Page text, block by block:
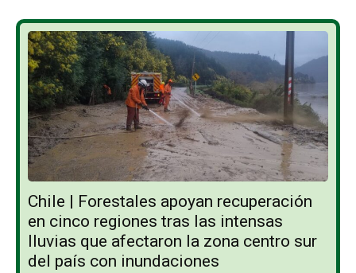
Chile | Forestales apoyan recuperación
en cinco regiones tras las intensas
lluvias que afectaron la zona centro sur
del país con inundaciones